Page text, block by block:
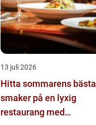
13 juli 2026
Hitta sommarens bästa
smaker på en lyxig
restaurang med